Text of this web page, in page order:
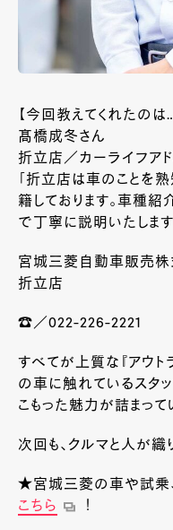
【今回教えてくれたのは…
髙橋成冬さん
折立店／カーライフア
「折立店は車のことを
籍しております。車種紹
で丁寧に説明いたします
宮城三菱自動車販売株
折立店
☎／022-226-2221
すべてが上質な『アウト
の車に触れているスタ
こもった魅力が詰まって
次回も、クルマと人が織
★宮城三菱の車や試乗
こちら
！